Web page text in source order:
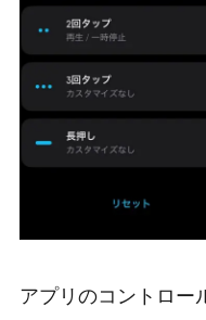
アプリのコントロー